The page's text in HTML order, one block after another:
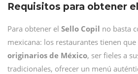
Requisitos para obtener
Para obtener el Sello Copil no basta
mexicana: los restaurantes tienen
originarios de México, ser fieles a
tradicionales, ofrecer un menú